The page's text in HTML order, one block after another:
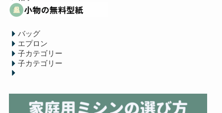
バッグ
エプロン
子カテゴリー
子カテゴリー